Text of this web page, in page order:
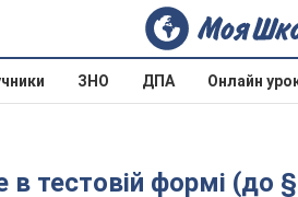
ЗНО ДПА Онлайн